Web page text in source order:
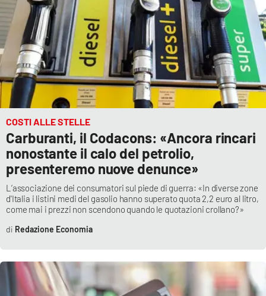
COSTI ALLE STELLE
Carburanti, il Codacons: «Ancora rincari
nonostante il calo del petrolio,
presenteremo nuove denunce»
L’associazione dei consumatori sul piede di guerra: «In diverse zone
d'Italia i listini medi del gasolio hanno superato quota 2,2 euro al litro,
come mai i prezzi non scendono quando le quotazioni crollano?»
Redazione Economia